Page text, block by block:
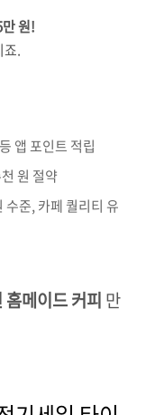
원!
죠.
앱 포인트 적립
원 절약
수준, 카페 퀄리티 유
홈메이드 커피 만